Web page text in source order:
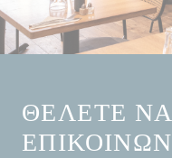
ΘΈΛΕΤΕ ΝΑ